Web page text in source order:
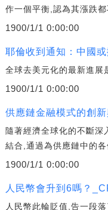
作一個平衡,認為其漲跌都
1900/1/1 0:00:00
耶倫收到通知：中國
全球去美元化的最新進展
1900/1/1 0:00:00
供應鏈金融模式的創
隨著經濟全球化的不斷
結合,通過為供應鏈中的
1900/1/1 0:00:00
人民幣會升到6嗎？
人民幣此輪貶值,告一段